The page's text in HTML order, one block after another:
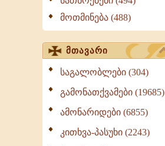
მოთმინება (488)
მთავარი
საგალობლები (304)
გამონათქვამები (19685)
ამონარიდები (6855)
კითხვა-პასუხი (2243)